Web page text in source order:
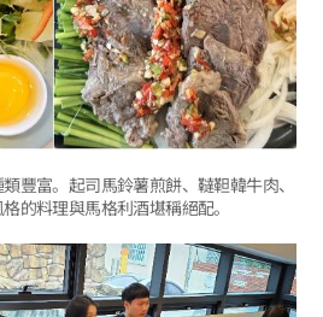
豐富。起司馬鈴薯煎餅、韃靼韓牛肉、
的料理與馬格利酒堪稱絕配。